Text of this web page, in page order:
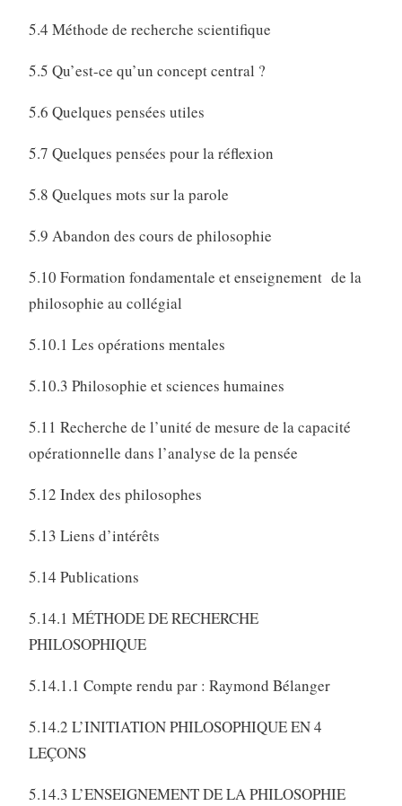
5.4 Méthode de recherche scientifique
5.5 Qu’est-ce qu’un concept central ?
5.6 Quelques pensées utiles
5.7 Quelques pensées pour la réflexion
5.8 Quelques mots sur la parole
5.9 Abandon des cours de philosophie
5.10 Formation fondamentale et enseignement de la
philosophie au collégial
5.10.1 Les opérations mentales
5.10.3 Philosophie et sciences humaines
5.11 Recherche de l’unité de mesure de la capacité
opérationnelle dans l’analyse de la pensée
5.12 Index des philosophes
5.13 Liens d’intérêts
5.14 Publications
5.14.1 MÉTHODE DE RECHERCHE
PHILOSOPHIQUE
5.14.1.1 Compte rendu par : Raymond Bélanger
5.14.2 L’INITIATION PHILOSOPHIQUE EN 4
LEÇONS
5.14.3 L’ENSEIGNEMENT DE LA PHILOSOPHIE